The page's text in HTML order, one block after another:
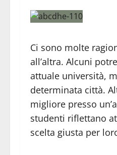
Ci sono molte
all’altra. Alcuni
attuale università,
determinata città.
migliore presso
studenti riflettano
scelta giusta per